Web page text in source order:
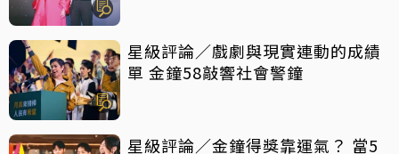
星級評論／戲劇與現實連動的成績
單 金鐘58敲響社會警鐘
星級評論／金鐘得獎靠運氣？ 當5